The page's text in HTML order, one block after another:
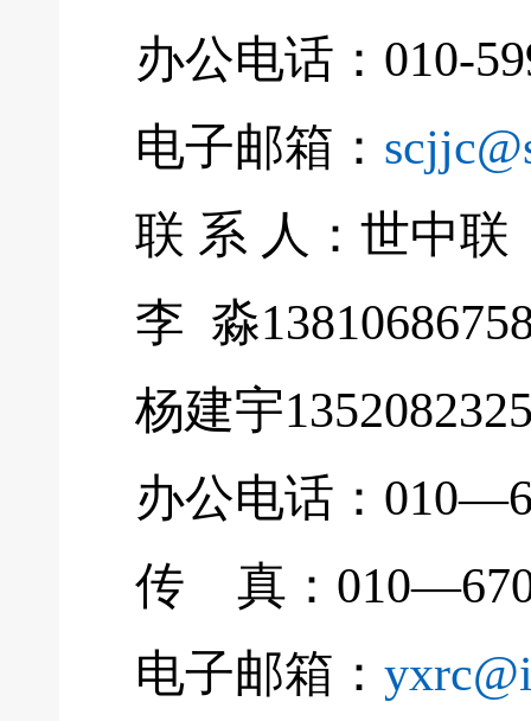
办公电话：010-
电子邮箱：
联 系 人：世中联
李 淼
杨建宇
办公电话：
传 真：
电子邮箱：